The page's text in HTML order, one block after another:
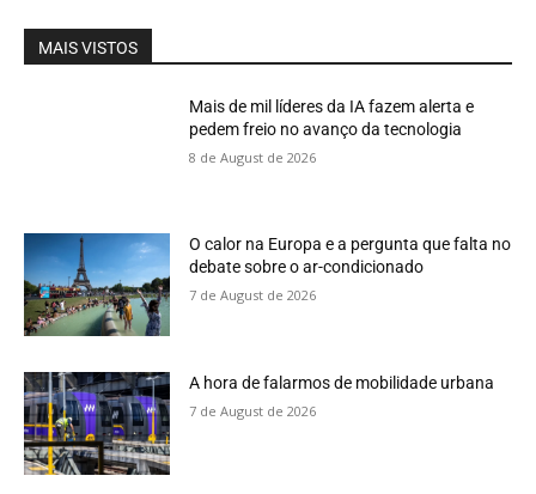
MAIS VISTOS
Mais de mil líderes da IA fazem alerta e
pedem freio no avanço da tecnologia
8 de August de 2026
O calor na Europa e a pergunta que falta no
debate sobre o ar-condicionado
7 de August de 2026
A hora de falarmos de mobilidade urbana
7 de August de 2026